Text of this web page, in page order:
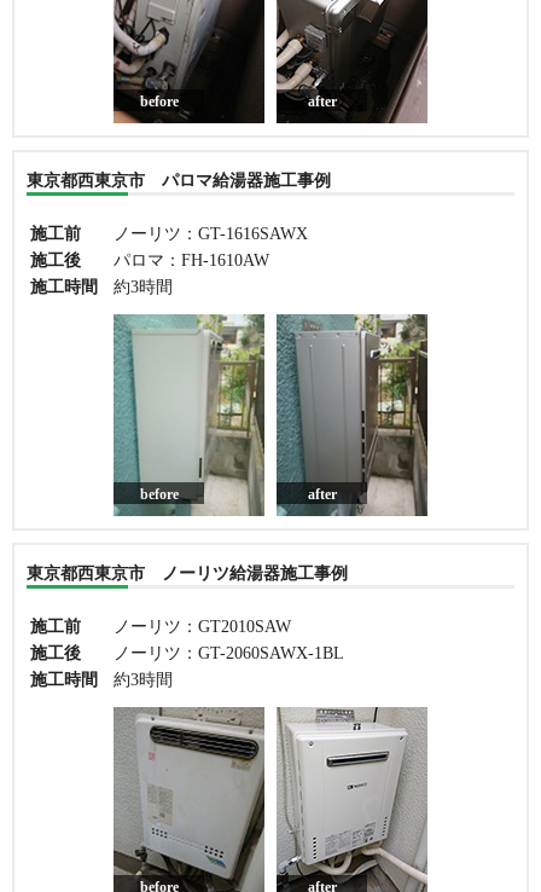
before after
東京都西東京市 パロマ給湯器施工事例
施工前
ノーリツ：GT-1616SAWX
施工後
パロマ：FH-1610AW
施工時間
約3時間
before after
東京都西東京市 ノーリツ給湯器施工事例
施工前
ノーリツ：GT2010SAW
施工後
ノーリツ：GT-2060SAWX-1BL
施工時間
約3時間
before after